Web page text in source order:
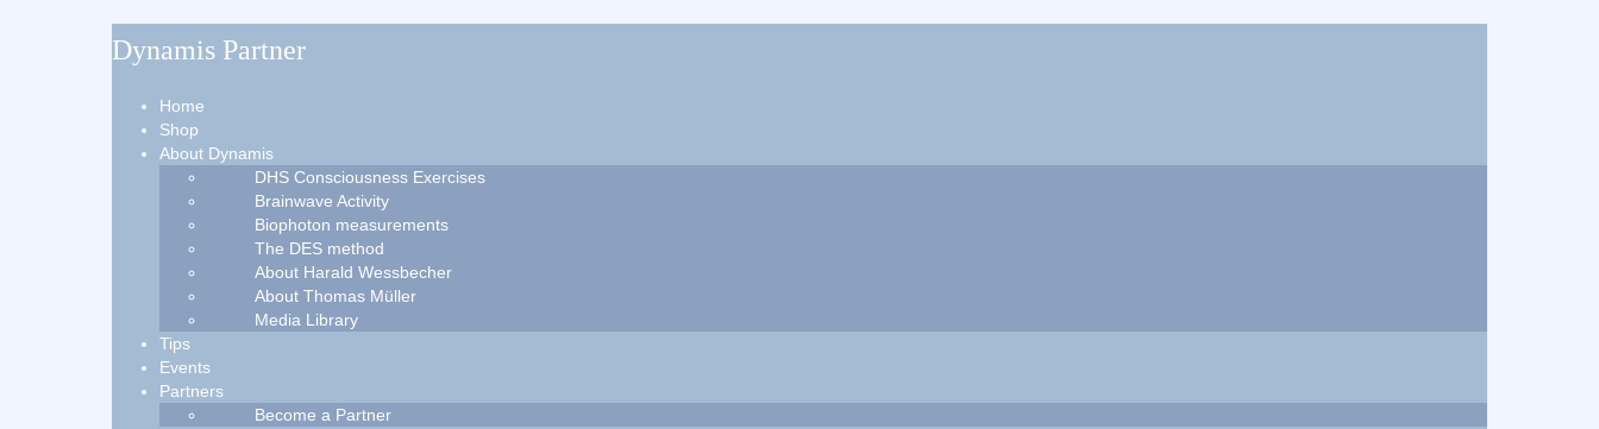
Dynamis Partner
Home
Shop
About Dynamis
DHS Consciousness Exercises
Brainwave Activity
Biophoton measurements
The DES method
About Harald Wessbecher
About Thomas Müller
Media Library
Tips
Events
Partners
Become a Partner